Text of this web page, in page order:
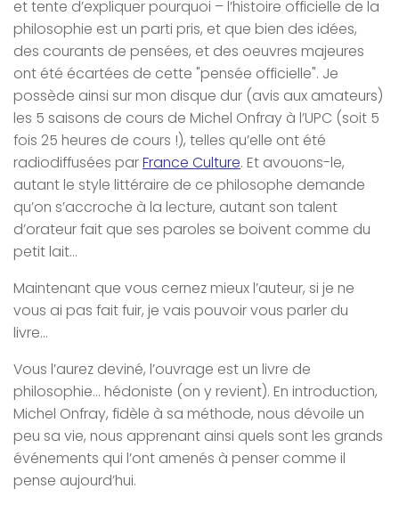
et tente d’expliquer pourquoi – l’histoire officielle de la
philosophie est un parti pris, et que bien des idées,
des courants de pensées, et des oeuvres majeures
ont été écartées de cette "pensée officielle". Je
possède ainsi sur mon disque dur (avis aux amateurs)
les 5 saisons de cours de Michel Onfray à l’UPC (soit 5
fois 25 heures de cours !), telles qu’elle ont été
radiodiffusées parFrance Culture. Et avouons-le,
autant le style littéraire de ce philosophe demande
qu’on s’accroche à la lecture, autant son talent
d’orateur fait que ses paroles se boivent comme du
petit lait…
Maintenant que vous cernez mieux l’auteur, si je ne
vous ai pas fait fuir, je vais pouvoir vous parler du
livre…
Vous l’aurez deviné, l’ouvrage est un livre de
philosophie… hédoniste (on y revient). En introduction,
Michel Onfray, fidèle à sa méthode, nous dévoile un
peu sa vie, nous apprenant ainsi quels sont les grands
événements qui l’ont amenés à penser comme il
pense aujourd’hui.